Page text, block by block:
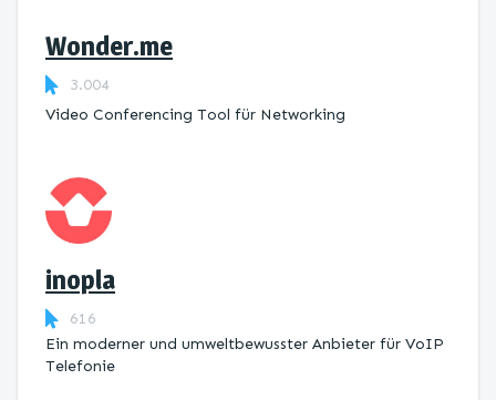
Wonder.me
3.004
Video Conferencing Tool für Networking
inopla
616
Ein moderner und umweltbewusster Anbieter für VoIP
Telefonie